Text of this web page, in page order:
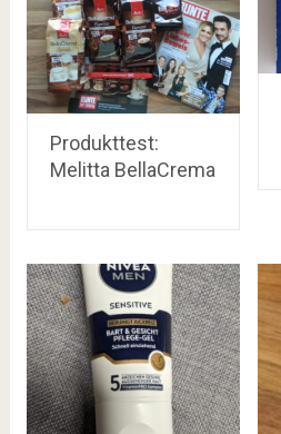
Produkttest:
Melitta BellaCrema